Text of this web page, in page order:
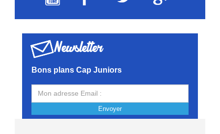
Newsletter
Bons plans Cap Juniors
Envoyer